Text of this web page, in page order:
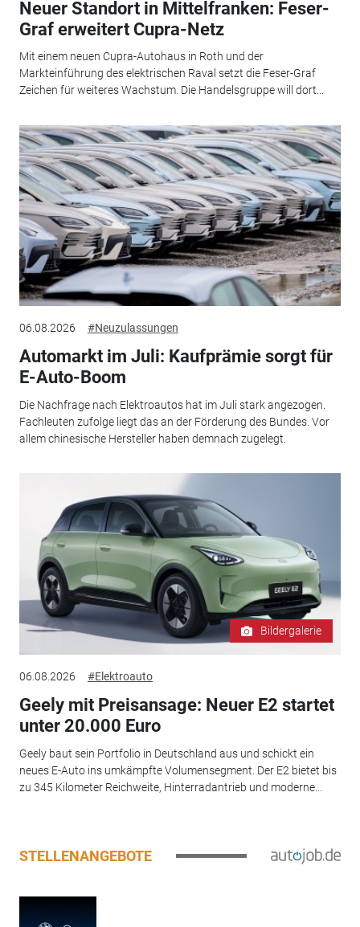
Neuer Standort in Mittelfranken: Feser-
Graf erweitert Cupra-Netz
Mit einem neuen Cupra-Autohaus in Roth und der
Markteinführung des elektrischen Raval setzt die Feser-Graf
Zeichen für weiteres Wachstum. Die Handelsgruppe will dort...
06.08.2026 #Neuzulassungen
Automarkt im Juli: Kaufprämie sorgt für
E-Auto-Boom
Die Nachfrage nach Elektroautos hat im Juli stark angezogen.
Fachleuten zufolge liegt das an der Förderung des Bundes. Vor
allem chinesische Hersteller haben demnach zugelegt.
Bildergalerie
06.08.2026 #Elektroauto
Geely mit Preisansage: Neuer E2 startet
unter 20.000 Euro
Geely baut sein Portfolio in Deutschland aus und schickt ein
neues E-Auto ins umkämpfte Volumensegment. Der E2 bietet bis
zu 345 Kilometer Reichweite, Hinterradantrieb und moderne...
STELLENANGEBOTE